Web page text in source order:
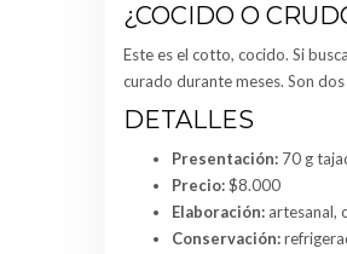
¿COCIDO O
Este es el cotto, cocido. Si
curado durante meses. Son
DETALLES
Presentación: 70 g
Precio:$8.000
Elaboración: artesanal,
Conservación: